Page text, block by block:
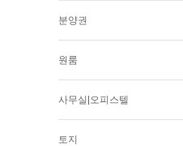
분양권
원룸
사무실|오피스텔
토지